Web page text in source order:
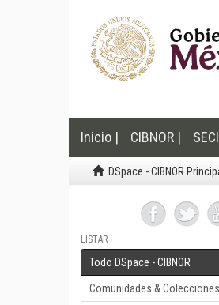
Inicio | CIBNOR |
DSpace - CIBNOR
LISTAR
Todo DSpace - CIBNOR
Comunidades & Colecciones